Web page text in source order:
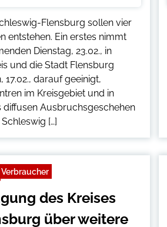
Flensburg sollen vier
entstehen. Ein erstes nimmt
Dienstag, 23.02., in
und die Stadt Flensburg
darauf geeinigt,
im Kreisgebiet und in
Ausbruchsgeschehen
[…]
Verbraucher
des Kreises
über weitere